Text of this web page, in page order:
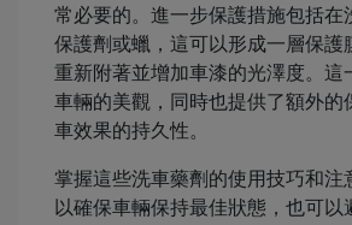
常必要的。進一步保護措施包括在
保護劑或蠟，這可以形成一層保護
重新附著並增加車漆的光澤度。這
車輛的美觀，同時也提供了額外的
車效果的持久性。
掌握這些洗車藥劑的使用技巧和注
以確保車輛保持最佳狀態，也可以